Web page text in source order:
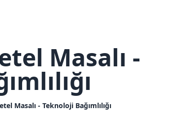
Masalı -
Masalı - Teknoloji Bağımlılığı